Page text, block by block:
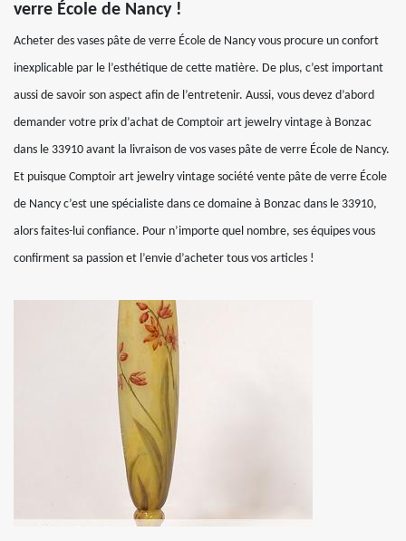
verre École de Nancy !
Acheter des vases pâte de verre École de Nancy vous procure un confort
inexplicable par le l’esthétique de cette matière. De plus, c’est important
aussi de savoir son aspect afin de l’entretenir. Aussi, vous devez d’abord
demander votre prix d’achat de Comptoir art jewelry vintage à Bonzac
dans le 33910 avant la livraison de vos vases pâte de verre École de Nancy.
Et puisque Comptoir art jewelry vintage société vente pâte de verre École
de Nancy c’est une spécialiste dans ce domaine à Bonzac dans le 33910,
alors faites-lui confiance. Pour n’importe quel nombre, ses équipes vous
confirment sa passion et l’envie d’acheter tous vos articles !